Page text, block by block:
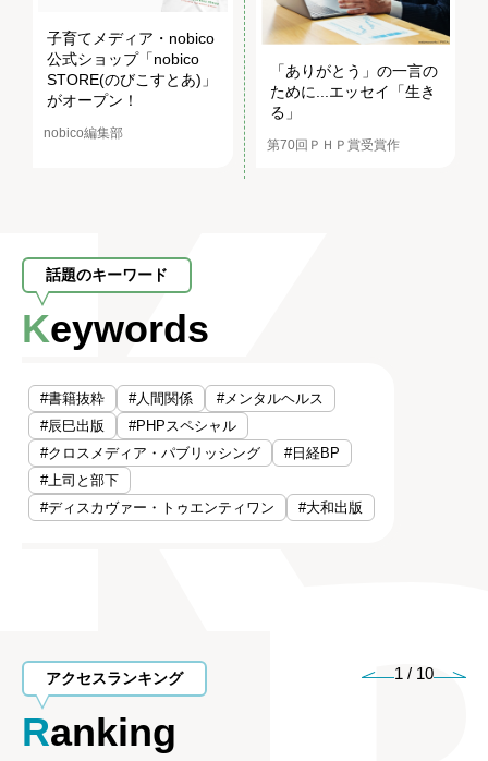
子育てメディア・nobico
公式ショップ「nobico
STORE(のびこすとあ)」
がオープン！
nobico編集部
「ありがとう」の一言の
ために...エッセイ「生き
る」
第70回ＰＨＰ賞受賞作
話題のキーワード
Keywords
#書籍抜粋 #人間関係
#メンタルヘルス
#辰巳出版
#PHPスペシャル
#クロスメディア・パブリッシング
#日経BP
#上司と部下
#ディスカヴァー・トゥエンティワン
#大和出版
アクセスランキング
Ranking
1 / 10